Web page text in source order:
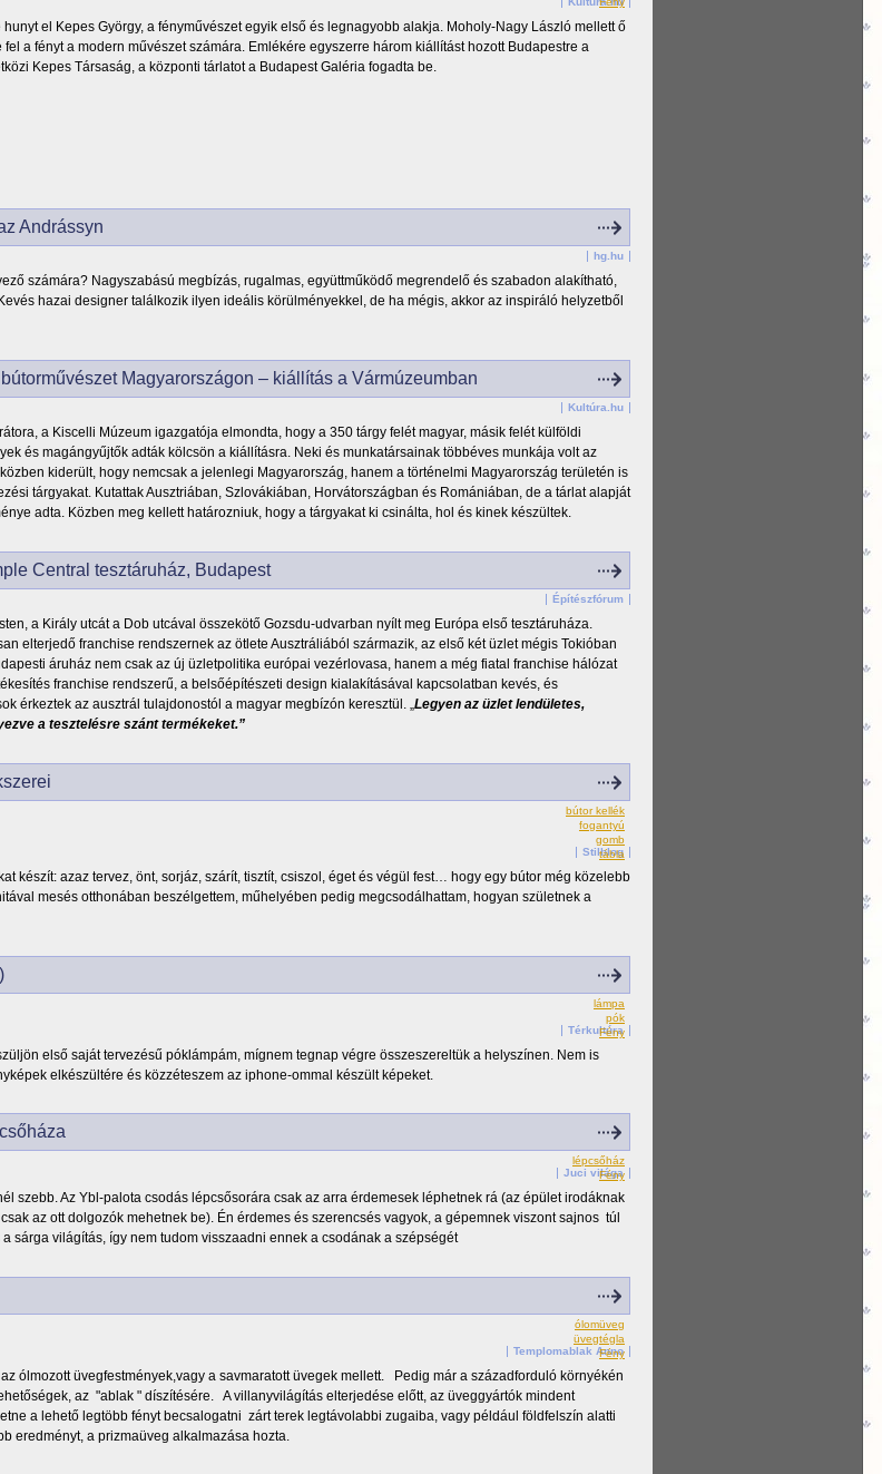
hunyt el Kepes György, a fényművészet egyik első és legnagyobb alakja. Moholy-Nagy László mellett ő
fel a fényt a modern művészet számára. Emlékére egyszerre három kiállítást hozott Budapestre a
Kepes Társaság, a központi tárlatot a Budapest Galéria fogadta be.
Andrássyn
hg.hu
számára? Nagyszabású megbízás, rugalmas, együttműködő megrendelő és szabadon alakítható,
hazai designer találkozik ilyen ideális körülményekkel, de ha mégis, akkor az inspiráló helyzetből
Magyarországon – kiállítás a Vármúzeumban
Kultúra.hu
a Kiscelli Múzeum igazgatója elmondta, hogy a 350 tárgy felét magyar, másik felét külföldi
és magángyűjtők adták kölcsön a kiállításra. Neki és munkatársainak többéves munkája volt az
kiderült, hogy nemcsak a jelenlegi Magyarország, hanem a történelmi Magyarország területén is
tárgyakat. Kutattak Ausztriában, Szlovákiában, Horvátországban és Romániában, de a tárlat alapját
adta. Közben meg kellett határozniuk, hogy a tárgyakat ki csinálta, hol és kinek készültek.
Central tesztáruház, Budapest
Építészfórum
a Király utcát a Dob utcával összekötő Gozsdu-udvarban nyílt meg Európa első tesztáruháza.
elterjedő franchise rendszernek az ötlete Ausztráliából származik, az első két üzlet mégis Tokióban
áruház nem csak az új üzletpolitika európai vezérlovasa, hanem a még fiatal franchise hálózat
franchise rendszerű, a belsőépítészeti design kialakításával kapcsolatban kevés, és
érkeztek az ausztrál tulajdonostól a magyar megbízón keresztül. „ Legyen az üzlet lendületes,
a tesztelésre szánt termékeket.”
bútor kellék
fogantyú
gomb
tábla
Stilblog
készít: azaz tervez, önt, sorjáz, szárít, tisztít, csiszol, éget és végül fest… hogy egy bútor még közelebb
mesés otthonában beszélgettem, műhelyében pedig megcsodálhattam, hogyan születnek a
lámpa
pók
Fény
Térkultúra
első saját tervezésű póklámpám, mígnem tegnap végre összeszereltük a helyszínen. Nem is
elkészültére és közzéteszem az iphone-ommal készült képeket.
lépcsőház
Fény
Juci világa
szebb. Az Ybl-palota csodás lépcsősorára csak az arra érdemesek léphetnek rá (az épület irodáknak
az ott dolgozók mehetnek be). Én érdemes és szerencsés vagyok, a gépemnek viszont sajnos túl
sárga világítás, így nem tudom visszaadni ennek a csodának a szépségét
ólomüveg
üvegtégla
Fény
Templomablak Anno
ólmozott üvegfestmények,vagy a savmaratott üvegek mellett. Pedig már a századforduló környékén
az "ablak " díszítésére. A villanyvilágítás elterjedése előtt, az üveggyártók mindent
a lehető legtöbb fényt becsalogatni zárt terek legtávolabbi zugaiba, vagy például földfelszín alatti
eredményt, a prizmaüveg alkalmazása hozta.